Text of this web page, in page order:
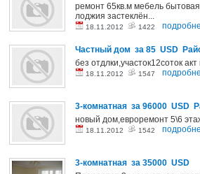
ремонт 65кв.м мебель бытовая
лоджия застеклён...
18.11.2012 1422
Частный дом за 85 USD
без отдлки,участок12соток акт
18.11.2012 1547
3-комнатная за 96000 USD
новый дом,евроремонт 5\6
18.11.2012 1542
3-комнатная за 35000 USD